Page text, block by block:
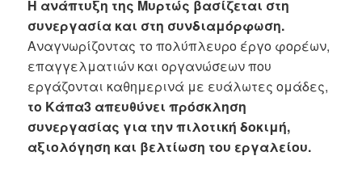
Η ανάπτυξη της Μυρτώς βασίζεται στη
συνεργασία και στη συνδιαμόρφωση.
Αναγνωρίζοντας το πολύπλευρο έργο φορέων,
επαγγελματιών και οργανώσεων που
εργάζονται καθημερινά με ευάλωτες ομάδες,
το Κάπα3 απευθύνει πρόσκληση
συνεργασίας για την πιλοτική δοκιμή,
αξιολόγηση και βελτίωση του εργαλείου.